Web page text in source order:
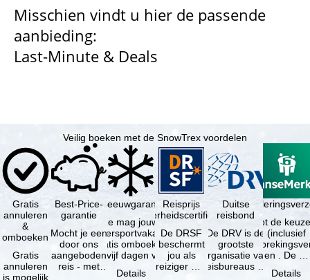
Misschien vindt u hier de passende
aanbieding:
Last-Minute & Deals
Veilig boeken met de SnowTrex voordelen
Gratis
annuleren
&
omboeken
Gratis
annuleren
is mogelijk
Best-Price-
garantie
Mocht je een
door ons
aangeboden
reis - met
Sneeuwgarantie
Je mag jouw
wintersportvakantie
gratis omboeken
als vijf dagen voor
Details
Reisprijs
zekerheidscertificaat
De DRSF
beschermt
jou als
reiziger met
Duitse
reisbond
De DRV is de
grootste
organisatie van
reisbureaus en
Je hebt de
(inclusief
en . De …
Details